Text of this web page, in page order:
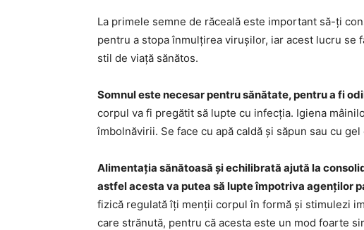
La primele semne de răceală este important să-ți
pentru a stopa înmulțirea virușilor, iar acest lucru
stil de viață sănătos.
Somnul este necesar pentru sănătate, pentru a fi
corpul va fi pregătit să lupte cu infecția. Igiena
îmbolnăvirii. Se face cu apă caldă și săpun sau cu
Alimentația sănătoasă și echilibrată ajută la
astfel acesta va putea să lupte împotriva agenților
fizică regulată îți menții corpul în formă și stimulezi
care strănută, pentru că acesta este un mod foarte